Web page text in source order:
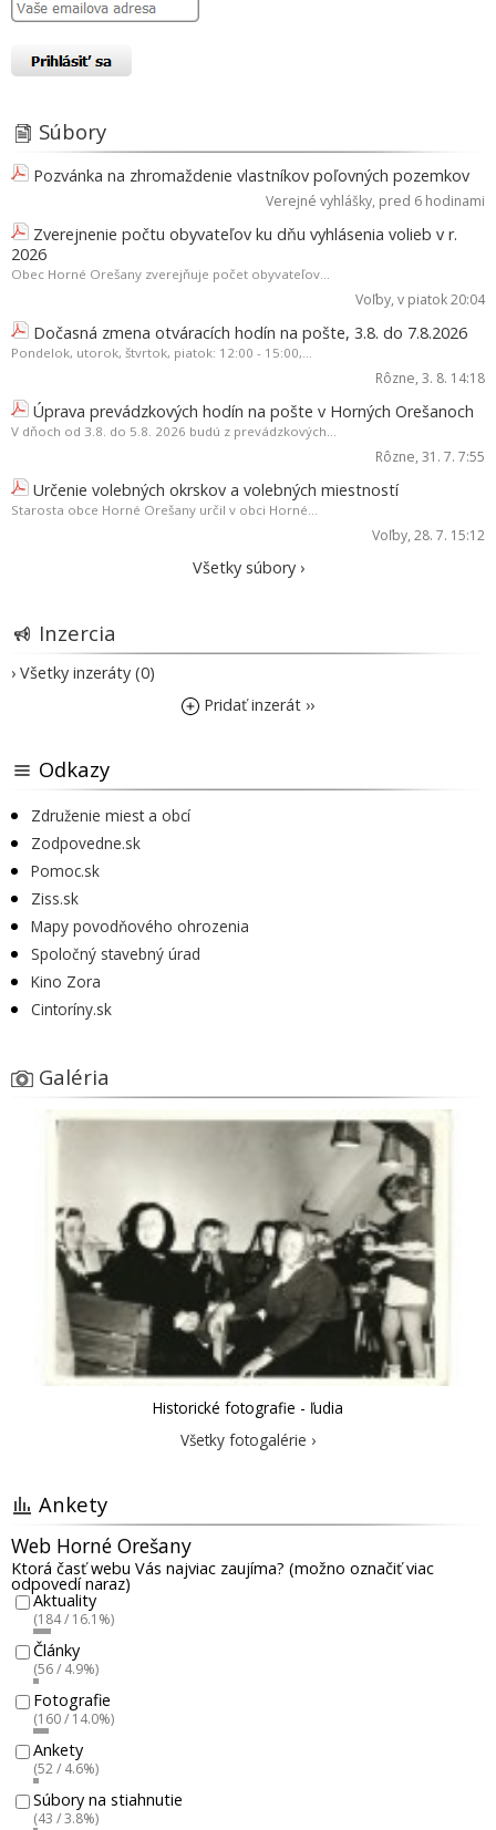
Súbory
Pozvánka na zhromaždenie vlastníkov poľovných pozemkov
Verejné vyhlášky, pred 6 hodinami
Zverejnenie počtu obyvateľov ku dňu vyhlásenia volieb v r.
2026
Obec Horné Orešany zverejňuje počet obyvateľov...
Voľby, v piatok 20:04
Dočasná zmena otváracích hodín na pošte, 3.8. do 7.8.2026
Pondelok, utorok, štvrtok, piatok: 12:00 - 15:00,...
Rôzne, 3. 8. 14:18
Úprava prevádzkových hodín na pošte v Horných Orešanoch
V dňoch od 3.8. do 5.8. 2026 budú z prevádzkových...
Rôzne, 31. 7. 7:55
Určenie volebných okrskov a volebných miestností
Starosta obce Horné Orešany určil v obci Horné...
Voľby, 28. 7. 15:12
Všetky súbory ›
Inzercia
› Všetky inzeráty (0)
Pridať inzerát ››
Odkazy
Združenie miest a obcí
Zodpovedne.sk
Pomoc.sk
Ziss.sk
Mapy povodňového ohrozenia
Spoločný stavebný úrad
Kino Zora
Cintoríny.sk
Galéria
Historické fotografie - ľudia
Všetky fotogalérie ›
Ankety
Web Horné Orešany
Ktorá časť webu Vás najviac zaujíma? (možno označiť viac
odpovedí naraz)
Aktuality
(184 / 16.1%)
Články
(56 / 4.9%)
Fotografie
(160 / 14.0%)
Ankety
(52 / 4.6%)
Súbory na stiahnutie
(43 / 3.8%)